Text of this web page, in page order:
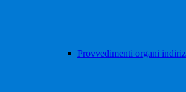
Provvedimenti organi